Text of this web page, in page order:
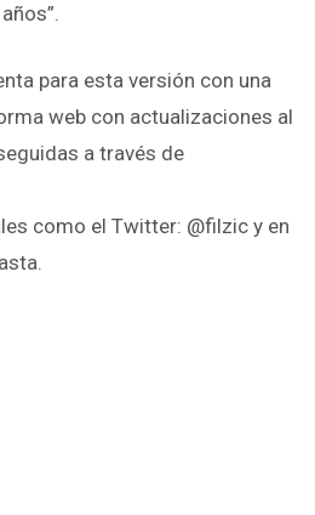
para esta versión con una
web con actualizaciones al
a través de
como el Twitter: @filzic y en